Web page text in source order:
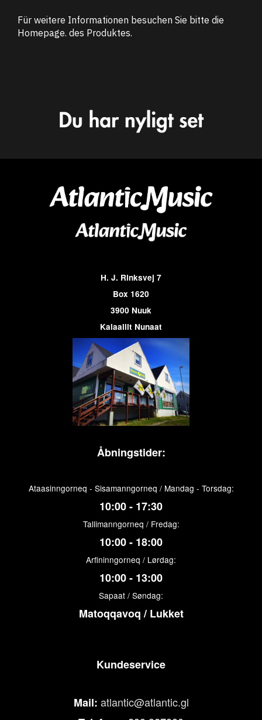
Für weitere Informationen besuchen Sie bitte die
Homepage. des Produktes.
H. J. Rinksvej 7
Box 1620
3900 Nuuk
Kalaallit Nunaat
Åbningstider:
Ataasinngorneq - Sisamanngorneq / Mandag - Torsdag:
10:00 - 17:30
Tallimanngorneq / Fredag:
10:00 - 18:00
Arfininngorneq / Lørdag:
10:00 - 13:00
Sapaat / Søndag:
Matoqqavoq / Lukket
Kundeservice
Mail: atlantic@atlantic.gl